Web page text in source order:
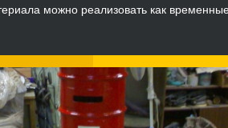
можно реализовать как